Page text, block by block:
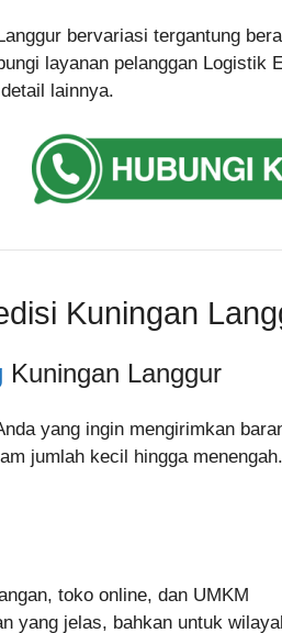
bervariasi tergantung
layanan pelanggan Logistik
lainnya.
Kuningan
Kuningan Langgur
yang ingin mengirimkan
jumlah kecil hingga menengah.
toko online, dan UMKM
yang jelas, bahkan untuk